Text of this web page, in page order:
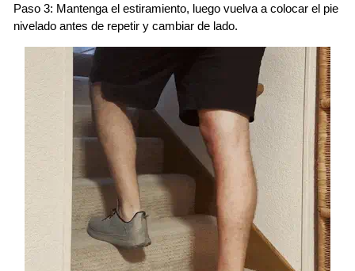
Paso 3: Mantenga el estiramiento, luego vuelva a colocar el pie
nivelado antes de repetir y cambiar de lado.